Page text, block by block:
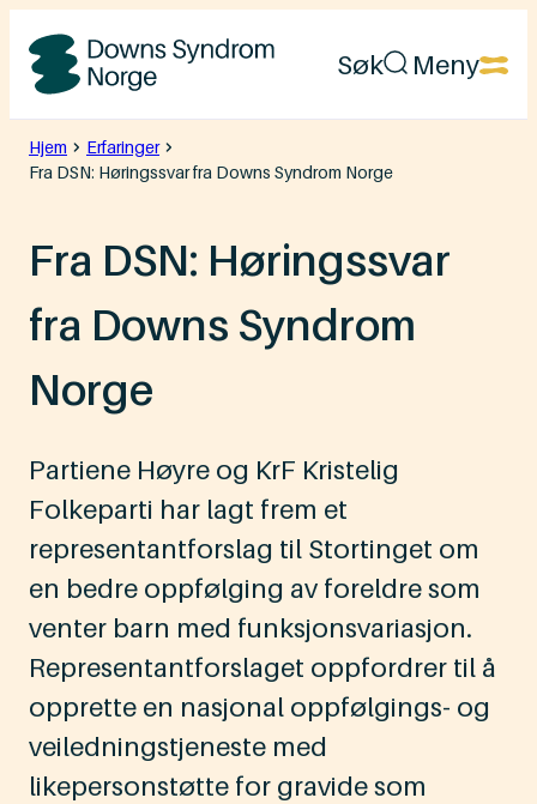
Hopp
Downs
Syndrom
Norge
Søk Meny
Hjem
Erfaringer
Fra DSN: Høringssvar fra Downs Syndrom Norge
Fra DSN: Høringssvar
fra Downs Syndrom
Norge
Partiene Høyre og KrF Kristelig
Folkeparti har lagt frem et
representantforslag til Stortinget om
en bedre oppfølging av foreldre som
venter barn med funksjonsvariasjon.
Representantforslaget oppfordrer til å
opprette en nasjonal oppfølgings- og
veiledningstjeneste med
likepersonstøtte for gravide som